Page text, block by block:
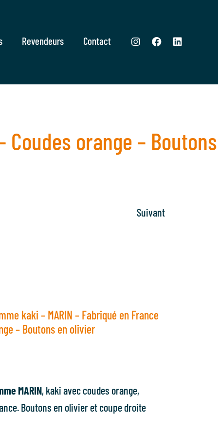
Revendeurs Contact
Coudes orange – Boutons
Suivant
kaki – MARIN – Fabriqué en France
– Boutons en olivier
MARIN, kaki avec coudes orange,
Boutons en olivier et coupe droite